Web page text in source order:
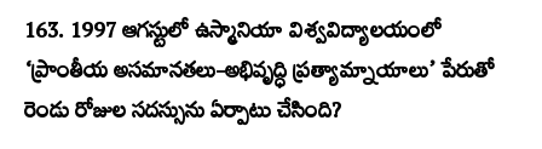
163. 1997 ఆగస్టులో ఉస్మానియా విశ్వవిద్యాలయంలో
‘ప్రాంతీయ అసమానతలు-అభివృద్ధి ప్రత్యామ్నాయాలు’ పేరుతో
రెండు రోజుల సదస్సును ఏర్పాటు చేసింది?